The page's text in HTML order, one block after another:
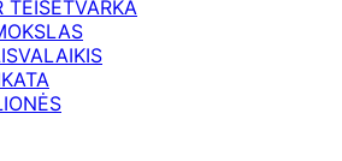
TEISĖTVARKA